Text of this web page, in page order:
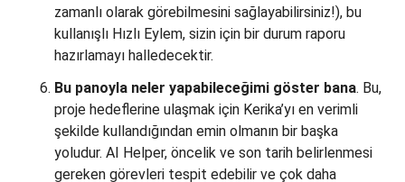
zamanlı olarak görebilmesini sağlayabilirsiniz!), bu
kullanışlı Hızlı Eylem, sizin için bir durum raporu
hazırlamayı halledecektir.
Bu panoyla neler yapabileceğimi göster bana. Bu,
proje hedeflerine ulaşmak için Kerika’yı en verimli
şekilde kullandığından emin olmanın bir başka
yoludur. AI Helper, öncelik ve son tarih belirlenmesi
gereken görevleri tespit edebilir ve çok daha